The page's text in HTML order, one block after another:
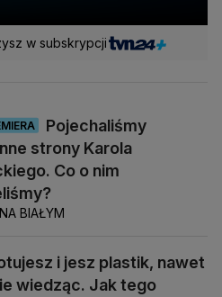
w subskrypcji
Pojechaliśmy
strony Karola
Co o nim
BIAŁYM
i jesz plastik, nawet
wiedząc. Jak tego